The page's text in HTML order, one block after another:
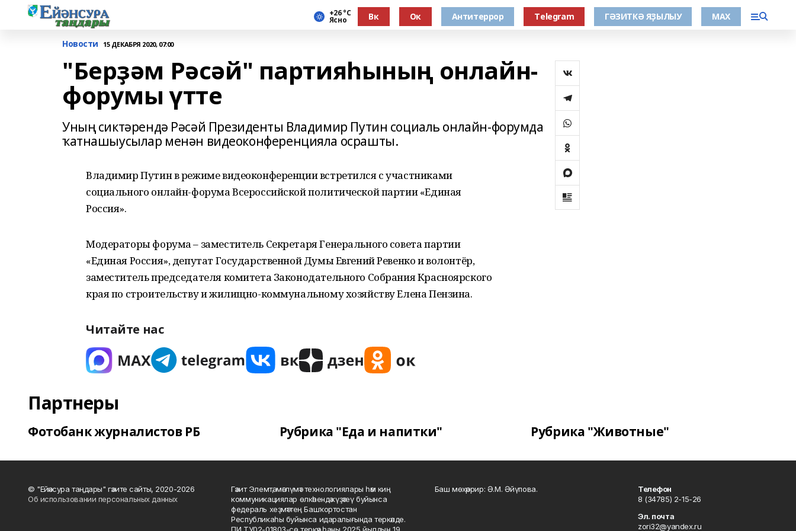
+26 °С
Ясно Вк Ок Антитеррор Тelegram ГӘЗИТКӘ ЯҘЫЛЫУ МАХ
Новости 15 ДЕКАБРЯ 2020, 07:00
"Берҙәм Рәсәй" партияһының онлайн-
форумы үтте
Уның сиктәрендә Рәсәй Президенты Владимир Путин социаль онлайн-форумда
ҡатнашыусылар менән видеоконференцияла осрашты.
Владимир Путин в режиме видеоконференции встретился с участниками
социального онлайн-форума Всероссийской политической партии «Единая
Россия».
Модераторы форума – заместитель Секретаря Генерального совета партии
«Единая Россия», депутат Государственной Думы Евгений Ревенко и волонтёр,
заместитель председателя комитета Законодательного Собрания Красноярского
края по строительству и жилищно-коммунальному хозяйству Елена Пензина.
Читайте нас
Партнеры
Фотобанк журналистов РБ Рубрика "Еда и напитки" Рубрика "Животные"
© "Ейәнсура таңдары" гәзите сайты, 2020-2026
Об использовании персональных данных
Гәзит Элемтә, мәғлүмәт технологиялары һәм киң
коммуникациялар өлкәһендә күҙәтеү буйынса
федераль хеҙмәттең Башҡортостан
Республикаһы буйынса идаралығында теркәлде.
ПИ ТУ02-01803-сө теркәү һаны 2025 йылдың 19
Баш мөхәррир: Ә.М. Әйүпова.
Телефон
8 (34785) 2-15-26
Эл. почта
zori32@yandex.ru